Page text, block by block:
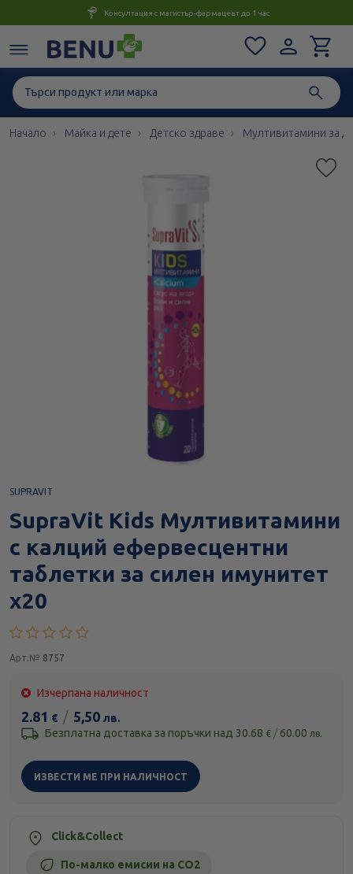
Консултация с магистър-фармацевт до 1 час
Начало Майка и дете Детско здраве Мултивитамини за
SUPRAVIT
SupraVit Kids Мултивитамини
с калций ефервесцентни
таблетки за силен имунитет
х20
Арт.№ 8757
Изчерпана наличност
2.81 € / 5,50 лв.
Безплатна доставка за поръчки над 30.68 € / 60.00 лв.
ИЗВЕСТИ МЕ ПРИ НАЛИЧНОСТ
Click&Collect
По-малко емисии на CO2